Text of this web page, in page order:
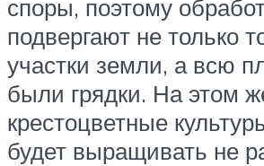
споры, поэтому
подвергают не только
участки земли, а всю
были грядки. На этом
крестоцветные
будет выращивать не